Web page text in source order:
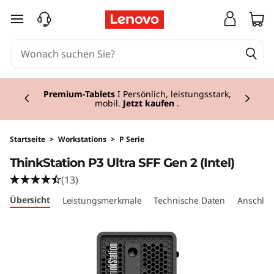
T
k
S
a
zum Hauptinhalt springen
Premium-TabletsI Persönlich, leistungsstark,
mobil. Jetzt kaufen .
Startseite > Workstations > P Serie
ThinkStation P3 Ultra SFF Gen 2 (Intel)
(13)
Übersicht Leistungsmerkmale Technische Daten